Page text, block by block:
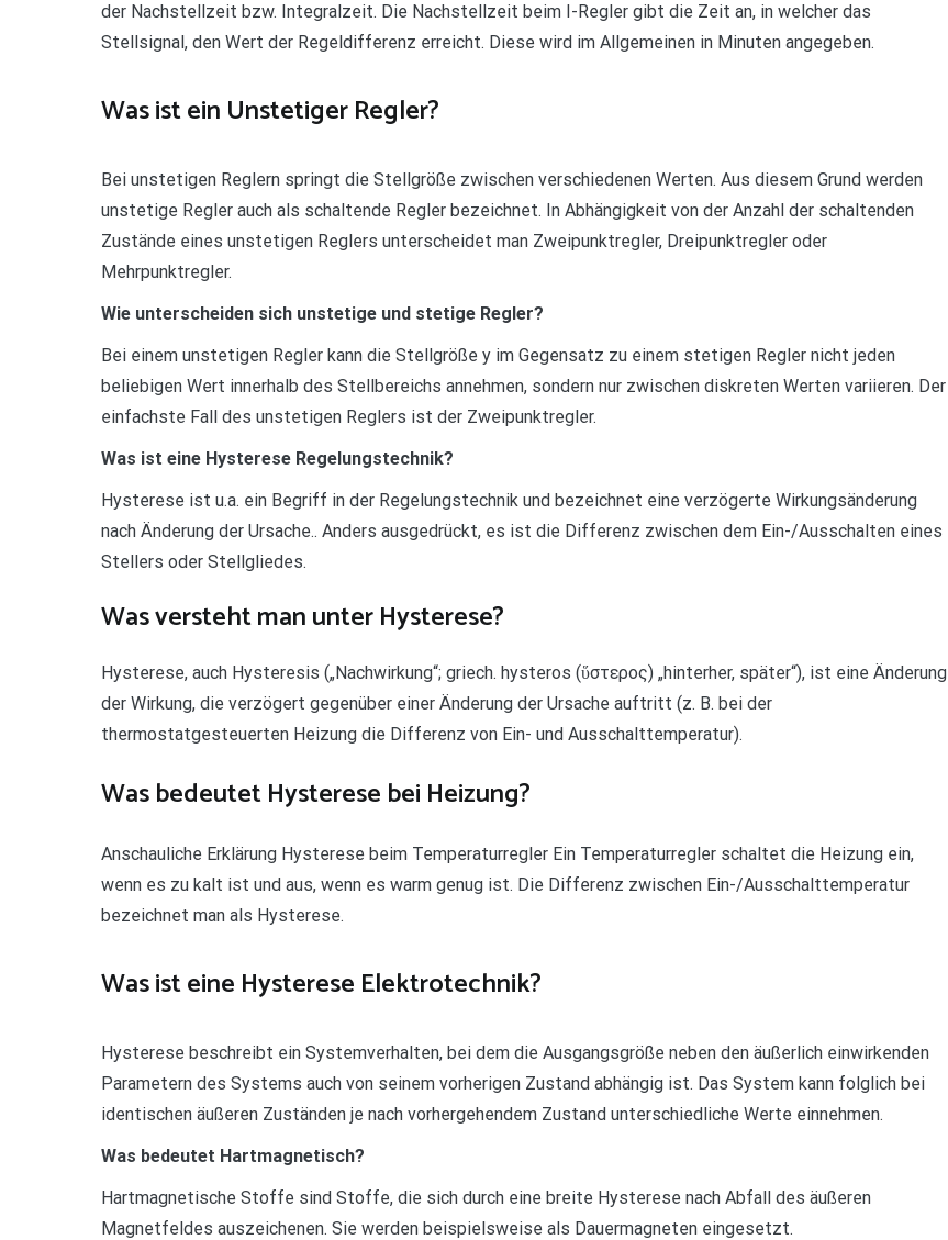
der Nachstellzeit bzw. Integralzeit. Die Nachstellzeit beim I-Regler gibt die Zeit an, in welcher das
Stellsignal, den Wert der Regeldifferenz erreicht. Diese wird im Allgemeinen in Minuten angegeben.
Was ist ein Unstetiger Regler?
Bei unstetigen Reglern springt die Stellgröße zwischen verschiedenen Werten. Aus diesem Grund werden
unstetige Regler auch als schaltende Regler bezeichnet. In Abhängigkeit von der Anzahl der schaltenden
Zustände eines unstetigen Reglers unterscheidet man Zweipunktregler, Dreipunktregler oder
Mehrpunktregler.
Wie unterscheiden sich unstetige und stetige Regler?
Bei einem unstetigen Regler kann die Stellgröße y im Gegensatz zu einem stetigen Regler nicht jeden
beliebigen Wert innerhalb des Stellbereichs annehmen, sondern nur zwischen diskreten Werten variieren. Der
einfachste Fall des unstetigen Reglers ist der Zweipunktregler.
Was ist eine Hysterese Regelungstechnik?
Hysterese ist u.a. ein Begriff in der Regelungstechnik und bezeichnet eine verzögerte Wirkungsänderung
nach Änderung der Ursache.. Anders ausgedrückt, es ist die Differenz zwischen dem Ein-/Ausschalten eines
Stellers oder Stellgliedes.
Was versteht man unter Hysterese?
Hysterese, auch Hysteresis („Nachwirkung“; griech. hysteros (ὕστερος) „hinterher, später“), ist eine Änderung
der Wirkung, die verzögert gegenüber einer Änderung der Ursache auftritt (z. B. bei der
thermostatgesteuerten Heizung die Differenz von Ein- und Ausschalttemperatur).
Was bedeutet Hysterese bei Heizung?
Anschauliche Erklärung Hysterese beim Temperaturregler Ein Temperaturregler schaltet die Heizung ein,
wenn es zu kalt ist und aus, wenn es warm genug ist. Die Differenz zwischen Ein-/Ausschalttemperatur
bezeichnet man als Hysterese.
Was ist eine Hysterese Elektrotechnik?
Hysterese beschreibt ein Systemverhalten, bei dem die Ausgangsgröße neben den äußerlich einwirkenden
Parametern des Systems auch von seinem vorherigen Zustand abhängig ist. Das System kann folglich bei
identischen äußeren Zuständen je nach vorhergehendem Zustand unterschiedliche Werte einnehmen.
Was bedeutet Hartmagnetisch?
Hartmagnetische Stoffe sind Stoffe, die sich durch eine breite Hysterese nach Abfall des äußeren
Magnetfeldes auszeichenen. Sie werden beispielsweise als Dauermagneten eingesetzt.